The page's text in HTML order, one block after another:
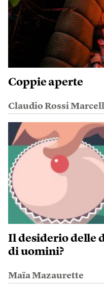
Coppie aperte
Claudio Rossi
Il desiderio delle
di uomini?
Maïa Mazaurette